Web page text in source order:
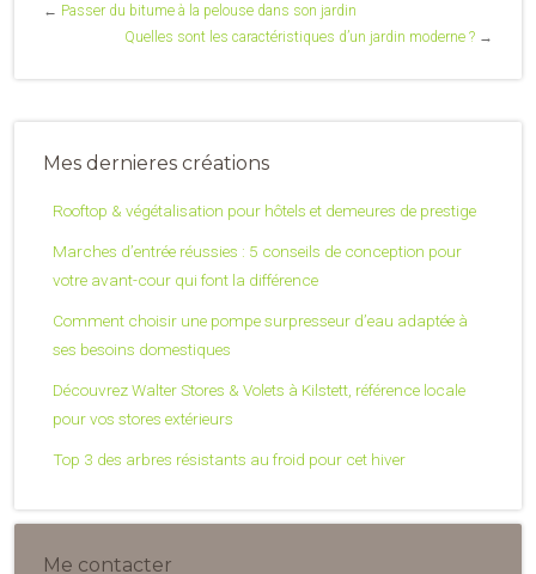
← Passer du bitume à la pelouse dans son jardin
Quelles sont les caractéristiques d’un jardin moderne ? →
Mes dernieres créations
Rooftop & végétalisation pour hôtels et demeures de prestige
Marches d’entrée réussies : 5 conseils de conception pour
votre avant-cour qui font la différence
Comment choisir une pompe surpresseur d’eau adaptée à
ses besoins domestiques
Découvrez Walter Stores & Volets à Kilstett, référence locale
pour vos stores extérieurs
Top 3 des arbres résistants au froid pour cet hiver
Me contacter